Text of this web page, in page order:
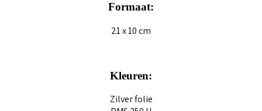
Formaat:
21 x 10 cm
Kleuren:
Zilver folie